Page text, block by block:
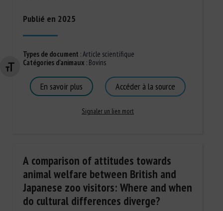
Changer la taille de la police
Publié en 2025
Types de document :Article scientifique
Catégories d'animaux : Bovins
En savoir plus Accéder à la source
Signaler un lien mort
A comparison of attitudes towards
animal welfare between British and
Japanese zoo visitors: Where and when
do cultural differences diverge?